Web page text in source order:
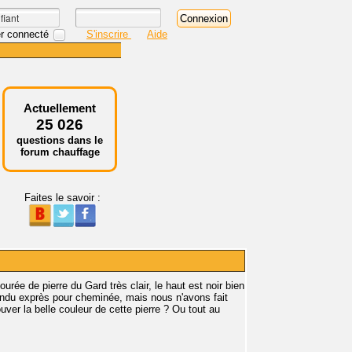
connecté S'inscrire Aide
Actuellement
25 026
questions dans le
forum chauffage
Faites le savoir :
de pierre du Gard très clair, le haut est noir bien
exprès pour cheminée, mais nous n'avons fait
la belle couleur de cette pierre ? Ou tout au